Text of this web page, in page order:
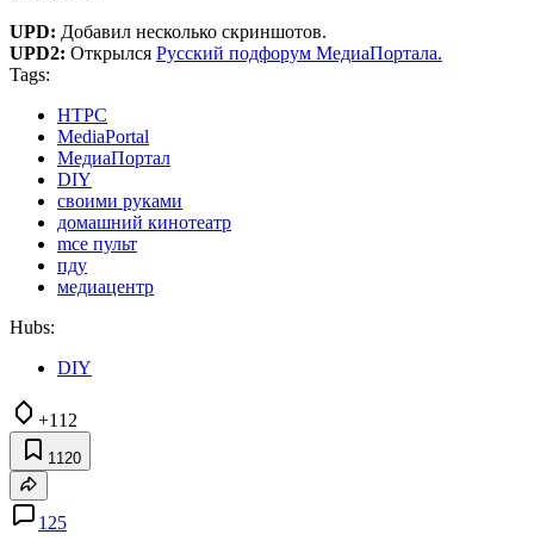
UPD: Добавил несколько скриншотов.
UPD2: Открылся Русский подфорум МедиаПортала.
Tags:
HTPC
MediaPortal
МедиаПортал
DIY
своими руками
домашний кинотеатр
mce пульт
пду
медиацентр
Hubs:
DIY
+112
1120
125